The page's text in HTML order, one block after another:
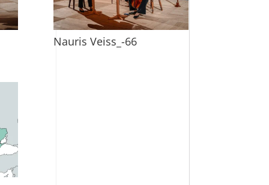
Nauris Veiss_-66